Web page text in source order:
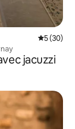
5 (30)
jacuzzi